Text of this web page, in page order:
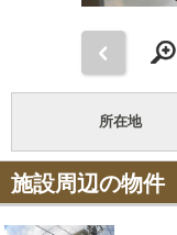
所在地
施設周辺の物件